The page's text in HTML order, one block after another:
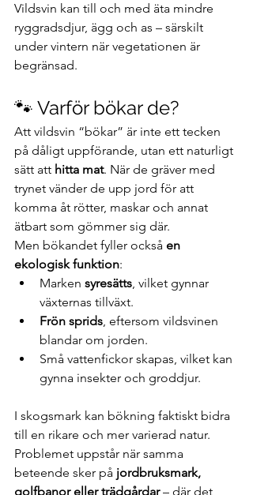
Vildsvin kan till och med äta mindre
ryggradsdjur, ägg och as – särskilt
under vintern när vegetationen är
begränsad.
🐾 Varför bökar de?
Att vildsvin “bökar” är inte ett tecken
på dåligt uppförande, utan ett naturligt
sätt att hitta mat. När de gräver med
trynet vänder de upp jord för att
komma åt rötter, maskar och annat
ätbart som gömmer sig där.
Men bökandet fyller också en
ekologisk funktion:
Marken syresätts, vilket gynnar
växternas tillväxt.
Frön sprids, eftersom vildsvinen
blandar om jorden.
Små vattenfickor skapas, vilket kan
gynna insekter och groddjur.
I skogsmark kan bökning faktiskt bidra
till en rikare och mer varierad natur.
Problemet uppstår när samma
beteende sker på jordbruksmark,
golfbanor eller trädgårdar – där det